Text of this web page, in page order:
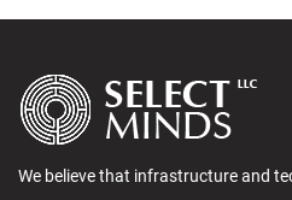
We believe that infrastructure and